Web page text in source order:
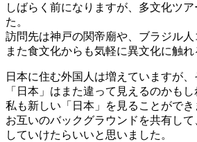
しばらく前になりますが、多文化ツ
た。
訪問先は神戸の関帝廟や、ブラジル人
また食文化からも気軽に異文化に触れ
日本に住む外国人は増えていますが
「日本」はまた違って見えるのかもし
私も新しい「日本」を見ることができ
お互いのバックグラウンドを共有し
していけたらいいと思いました。